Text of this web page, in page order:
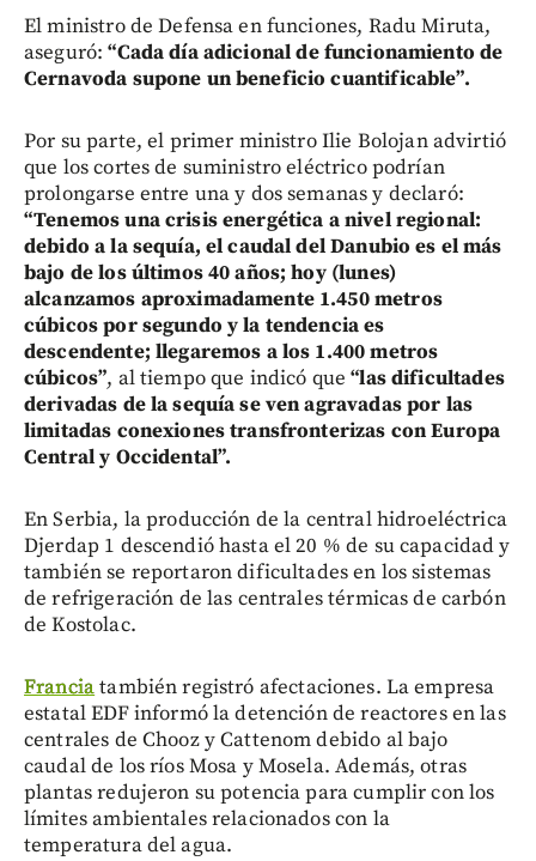
El ministro de Defensa en funciones, Radu Miruta,
aseguró:“Cada día adicional de funcionamiento de
Cernavoda supone un beneficio cuantificable”.
Por su parte, el primer ministro Ilie Bolojan advirtió
que los cortes de suministro eléctrico podrían
prolongarse entre una y dos semanas y declaró:
“Tenemos una crisis energética a nivel regional:
debido a la sequía, el caudal del Danubio es el más
bajo de los últimos 40 años; hoy (lunes)
alcanzamos aproximadamente 1.450 metros
cúbicos por segundo y la tendencia es
descendente; llegaremos a los 1.400 metros
cúbicos”, al tiempo que indicó que“las dificultades
derivadas de la sequía se ven agravadas por las
limitadas conexiones transfronterizas con Europa
Central y Occidental”.
En Serbia, la producción de la central hidroeléctrica
Djerdap 1 descendió hasta el 20 % de su capacidad y
también se reportaron dificultades en los sistemas
de refrigeración de las centrales térmicas de carbón
de Kostolac.
Franciatambién registró afectaciones. La empresa
estatal EDF informó la detención de reactores en las
centrales de Chooz y Cattenom debido al bajo
caudal de los ríos Mosa y Mosela. Además, otras
plantas redujeron su potencia para cumplir con los
límites ambientales relacionados con la
temperatura del agua.